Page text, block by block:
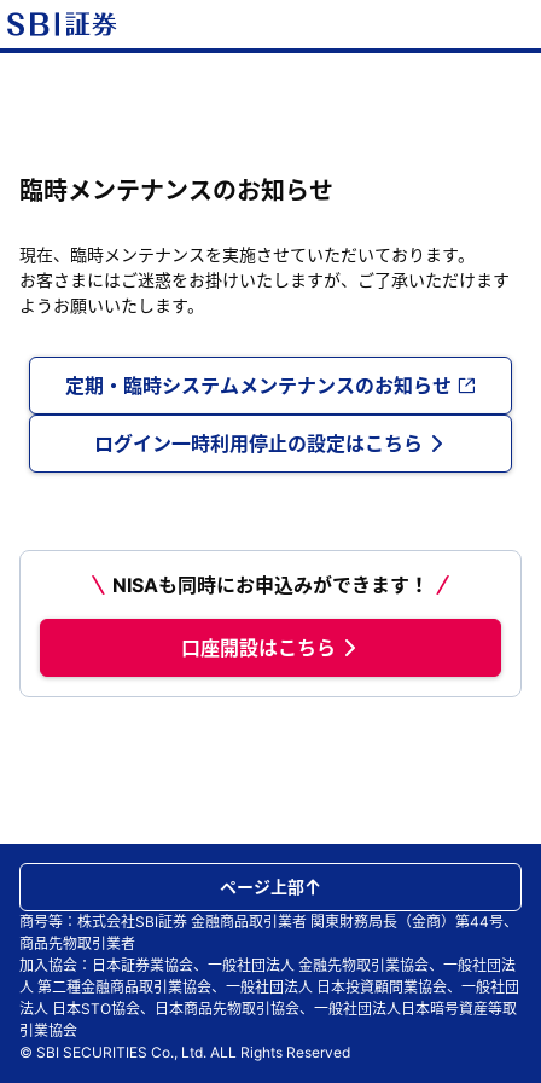
臨時メンテナンスのお知らせ
現在、臨時メンテナンスを実施させていただいております。
お客さまにはご迷惑をお掛けいたしますが、ご了承いただけます
ようお願いいたします。
定期・臨時システムメンテナンスのお知らせ
ログイン一時利用停止の設定はこちら
NISAも同時にお申込みができます！
口座開設はこちら
商号等：株式会社SBI証券 金融商品取引業者 関東財務局長（金商）第44号、
商品先物取引業者
加入協会：日本証券業協会、一般社団法人 金融先物取引業協会、一般社団法
人 第二種金融商品取引業協会、一般社団法人 日本投資顧問業協会、一般社団
法人 日本STO協会、日本商品先物取引協会、一般社団法人日本暗号資産等取
引業協会
© SBI SECURITIES Co., Ltd. ALL Rights Reserved
ページ上部